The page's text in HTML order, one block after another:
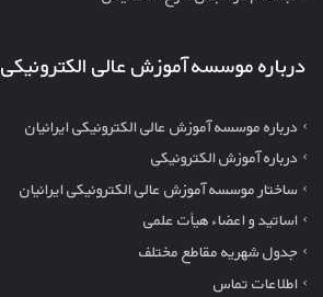
درباره موسسه آموزش عالی الکترونیکی
درباره موسسه آموزش عالی الکترونیکی ایرانیان
درباره آموزش الکترونیکی
ساختار موسسه آموزش عالی الکترونیکی ایرانیان
اساتید و اعضاء هیأت علمی
جدول شهریه مقاطع مختلف
اطلاعات تماس